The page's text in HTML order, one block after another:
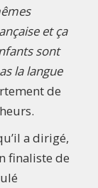
et ça
sont
la langue
de
a dirigé,
finaliste de